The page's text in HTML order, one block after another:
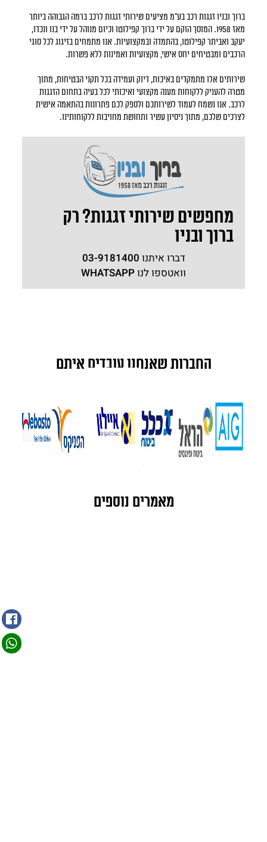
ברוך ובניו זגגות רכב בע"מ מציעים שירותי זגגות לרכב ברמה הגבוהה ביותר
מאז 1958. המוסך הוקם על ידי ברוך קפילוטו וכיום מנוהל על ידי בנו ונכדו,
יעקב ואביתר קפילוטו, בהתמדה ובמקצועיות. אנו מתמחים בזיגוג לכל סוגי
הרכבים ומבטיחים יחס אישי, מקצועיות ואמינות ללא פשרות.
שירותים אלו מתמקדים באיכות, דיוק ועמידה בכל תקני הבטיחות, מתוך
מטרה להעניק ללקוחות מענה מקצועי ואיכותי לכל בעיה בתחום הזגגות
לרכב. אנו נשמח לעמוד לשירותכם ולספק לכם פתרונות בהתאמה אישית
לצרכים שלכם, מתוך ניסיון עשיר ותחושת מחויבות ללקוחותינו.
מחפשים שירותי זגגות? רק
ברוך ובניו
דברו איתנו 03-9181400
וואטספו לנוWHATSAPP
החברות שאנחנו עובדים איתם
מאמרים נוספים